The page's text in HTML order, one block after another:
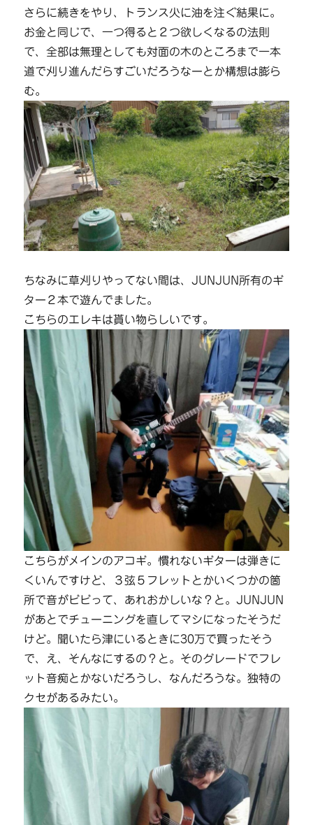
さらに続きをやり、トランス火に油を注ぐ結果に。
お金と同じで、一つ得ると２つ欲しくなるの法則
で、全部は無理としても対面の木のところまで一本
道で刈り進んだらすごいだろうなーとか構想は膨ら
む。
ちなみに草刈りやってない間は、JUNJUN所有のギ
ター２本で遊んでました。
こちらのエレキは貰い物らしいです。
こちらがメインのアコギ。慣れないギターは弾きに
くいんですけど、３弦５フレットとかいくつかの箇
所で音がビビって、あれおかしいな？と。JUNJUN
があとでチューニングを直してマシになったそうだ
けど。聞いたら津にいるときに30万で買ったそう
で、え、そんなにするの？と。そのグレードでフレ
ット音痴とかないだろうし、なんだろうな。独特の
クセがあるみたい。